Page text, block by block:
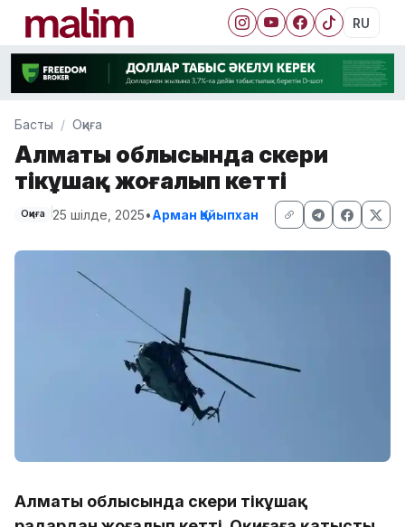
RU
Басты Оқиға
Алматы облысында әскери
тікұшақ жоғалып кетті
Оқиға 25 шілде, 2025•Арман Қайыпхан
Алматы облысында әскери тікұшақ